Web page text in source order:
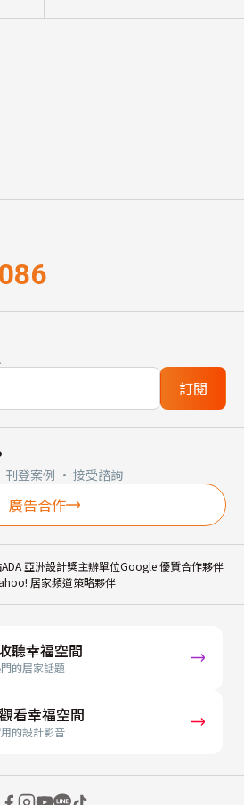
訂閱
刊登案例 · 接受諮詢
廣告合作
ADA 亞洲設計獎主辦單位Google 優質合作夥伴
居家頻道策略夥伴
聽幸福空間
的居家話題
看幸福空間
的設計影音